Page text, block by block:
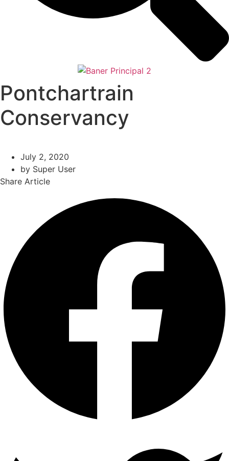
Pontchartrain
Conservancy
July 2, 2020
by Super User
Share Article